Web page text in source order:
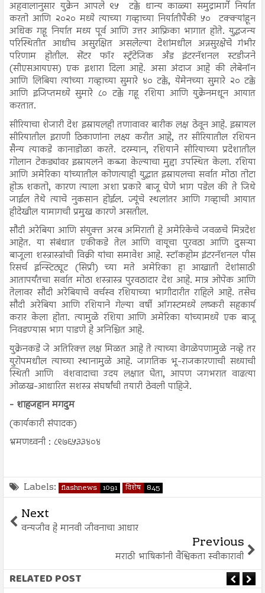
अहवालानुसार युक्रेन आपले ९५ टक्के धान्य काळ्या समुद्रामार्गे निर्यात
करतो आणि २०२० मध्ये त्याच्या गव्हाच्या निर्यातीपैकी ५० टक्क्यांहून
अधिक गहू निर्यात मध्य पूर्व आणि उत्तर आफ्रिका भागात होते. युद्धजन्य
परिस्थितीत आधीच असुरक्षित असलेल्या देशांमधील अन्नसुरक्षेचे गंभीर
परिणाम होतील. सेंटर फॉर स्ट्रॅटेजिक अँड इंटरनॅशनल स्टडीजने
(सीएसआयएस) एक इशारा दिला आहे. असा अंदाज आहे की लेबेनॉन
आणि लिबिया त्यांच्या गव्हाच्या सुमारे ४० टक्के, येमेनच्या सुमारे २० टक्के
आणि इजिप्तमध्ये सुमारे ८० टक्के गहू रशिया आणि युक्रेनमधून आयात
करतात.
सीरियाचा शेजारी देश इस्रायलही तणावावर बारीक लक्ष ठेवून आहे. इस्रायल
सीरियातील इराणी ठिकाणांना लक्ष्य करीत आहे, तर सीरियातील रशियन
सैन्य त्याकडे कानाडोळा करते. दरम्यान, रशियाने सीरियाच्या प्रदेशातील
गोलान टेकड्यांवर इस्रायलने कब्जा केल्याचा मुद्दा उपस्थित केला. रशिया
आणि अमेरिका यांच्यातील कोणत्याही युद्धात इस्रायलचा सर्वात मोठा तोटा
होऊ शकतो, कारण त्याला अशा प्रकारे बाजू घेणे भाग पडेल की ते जिथे
जाईल तेथे त्याचे नुकसान होईल. ज्यूंचे स्थलांतर आणि गव्हाची आयात
हीदेखील यामागची प्रमुख कारणे असतील.
सौदी अरेबिया आणि संयुक्त अरब अमिराती हे अमेरिकेचे जवळचे मित्रदेश
आहेत. या संबंधात एकीकडे तेल आणि वायूचा पुरवठा आणि दुसऱ्या
बाजूला शस्त्रास्त्रांची विक्री यांचा समावेश आहे. स्टॉकहोम इंटरनॅशनल पीस
रिसर्च इन्स्टिट्यूट (सिप्री) च्या मते अमेरिका हा आखाती देशांसाठी
आतापर्यंतचा सर्वात मोठा शस्त्रास्त्र पुरवठादार देश आहे. मात्र ओपेक आणि
तेलावर सौदी अरेबियाचे वर्चस्व रशियाच्या भागीदारीत राहिले आहे. तसेच
सौदी अरेबिया आणि रशियाने गेल्या वर्षी ऑगस्टमध्ये लष्करी सहकार्य
करार केला होता. त्यामुळे रशिया आणि अमेरिका यांच्यामध्ये एक बाजू
निवडण्यास भाग पाडणे हे अनिश्चित आहे.
युक्रेनकडे जे अतिरिक्त लक्ष मिळत आहे ते त्याच्या वेगळेपणामुळे नव्हे तर
युरोपमधील त्याच्या स्थानामुळे आहे. जागतिक भू-राजकारणाची सध्याची
स्थिती आणि वंशवादाचा उदय लक्षात घेता, आपण जगभरात वाढत्या
ओळख-आधारित सशस्त्र संघर्षांची तयारी ठेवली पाहिजे.
- शाहजहान मगदुम
(कार्यकारी संपादक)
भ्रमणध्वनी : ८९७६५३३४०४
Labels: flashnews 1091 विशेष 845
Next
वन्यजीव हे मानवी जीवनाचा आधार
Previous
मराठी भाषिकांनी वैश्विकता स्वीकारावी
RELATED POST